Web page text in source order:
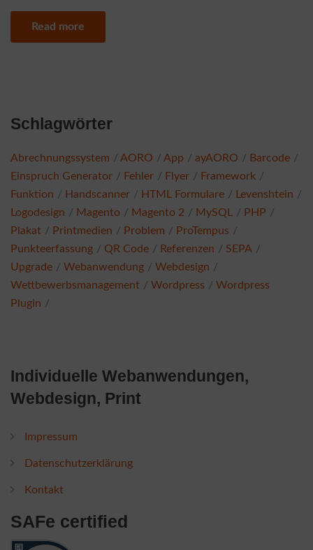
Read more
Schlagwörter
Abrechnungssystem AORO App ayAORO
Barcode
Einspruch Generator
Fehler Flyer
Framework
Funktion
Handscanner HTML Formulare
Levenshtein
Logodesign
Magento Magento 2 MySQL
PHP
Plakat
Printmedien Problem
ProTempus
Punkteerfassung
QR Code Referenzen
SEPA
Upgrade
Webanwendung
Webdesign
Wettbewerbsmanagement
Wordpress
Wordpress
Plugin
Individuelle Webanwendungen,
Webdesign, Print
Impressum
Datenschutzerklärung
Kontakt
SAFe certified